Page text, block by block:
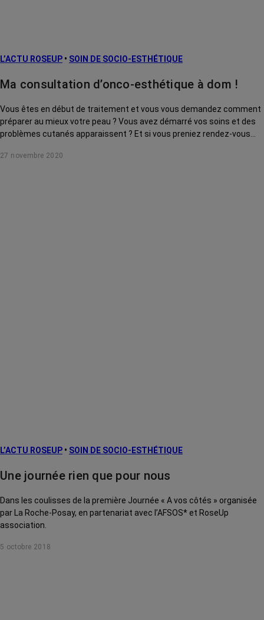
L’ACTU ROSEUP • SOIN DE SOCIO-ESTHÉTIQUE
Ma consultation d’onco-esthétique à dom !
Vous êtes en début de traitement et vous vous demandez comment
préparer au mieux votre peau ? Vous avez démarré vos soins et des
problèmes cutanés apparaissent ? Et si vous preniez rendez-vous
ou en visio pour une consultation individuelle ?
27 novembre 2020
L’ACTU ROSEUP • SOIN DE SOCIO-ESTHÉTIQUE
Une journée rien que pour nous
Dans les coulisses de la première Journée « A vos côtés » organisée
par La Roche-Posay, en partenariat avec l’AFSOS* et RoseUp
association.
5 octobre 2018